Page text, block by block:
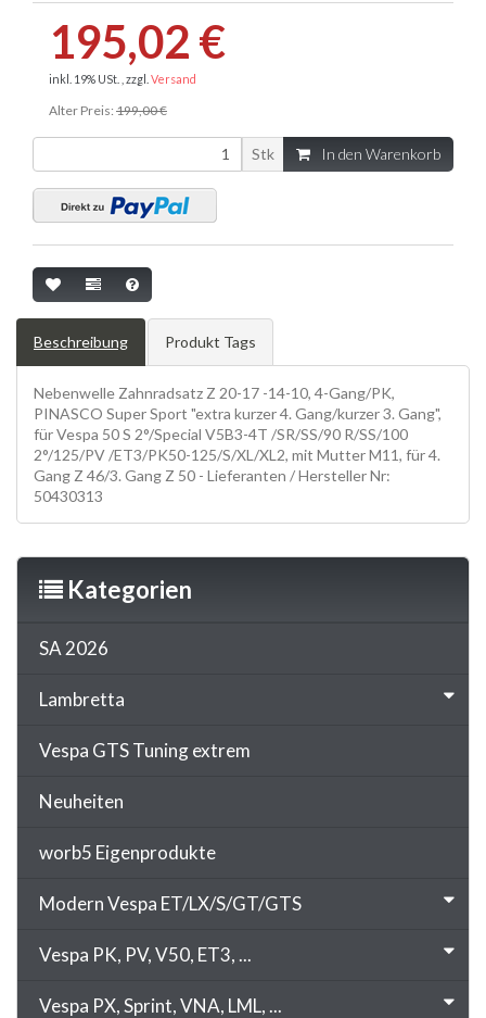
195,02 €
inkl. 19% USt. , zzgl. Versand
Alter Preis: 199,00 €
Stk In den Warenkorb
Beschreibung Produkt Tags
Nebenwelle Zahnradsatz Z 20-17 -14-10, 4-Gang/PK,
PINASCO Super Sport "extra kurzer 4. Gang/kurzer 3. Gang",
für Vespa 50 S 2°/Special V5B3-4T /SR/SS/90 R/SS/100
2°/125/PV /ET3/PK50-125/S/XL/XL2, mit Mutter M11, für 4.
Gang Z 46/3. Gang Z 50 - Lieferanten / Hersteller Nr:
50430313
Kategorien
SA 2026
Lambretta
Vespa GTS Tuning extrem
Neuheiten
worb5 Eigenprodukte
Modern Vespa ET/LX/S/GT/GTS
Vespa PK, PV, V50, ET3, ...
Vespa PX, Sprint, VNA, LML, ...